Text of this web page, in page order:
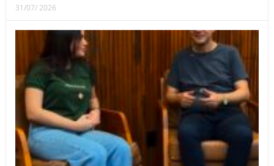
31/07/ 2026